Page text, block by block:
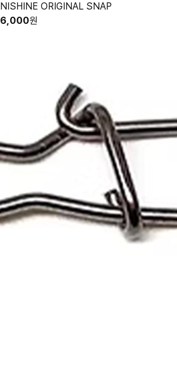
NISHINE ORIGINAL SNAP
6,000원